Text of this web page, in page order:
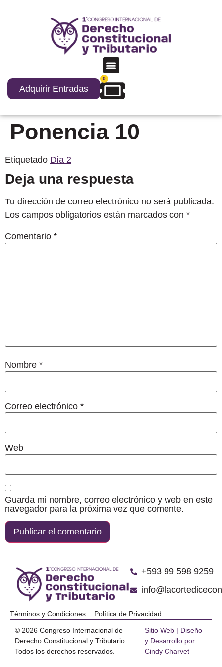
Adquirir Entradas
0
Ponencia 10
Etiquetado Día 2
Deja una respuesta
Tu dirección de correo electrónico no será publicada.
Los campos obligatorios están marcados con *
Comentario *
Nombre *
Correo electrónico *
Web
Guarda mi nombre, correo electrónico y web en este
navegador para la próxima vez que comente.
‪+593 99 598 9259‬
Términos y Condiciones Política de Privacidad
© 2026 Congreso Internacional de
Derecho Constitucional y Tributario.
Todos los derechos reservados.
Sitio Web | Diseño
y Desarrollo por
Cindy Charvet